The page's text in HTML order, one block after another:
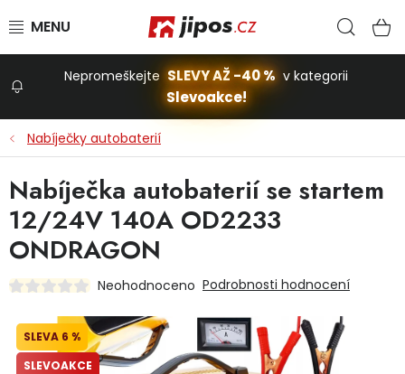
Stavba a dům
Dílna
Domácnost
Nepromeškejte SLEVY AŽ -40 % v kategorii
Slevoakce!
Nabíječky autobaterií
Nabíječka autobaterií se startem
12/24V 140A OD2233
ONDRAGON
Neohodnoceno Podrobnosti hodnocení
6 %
SLEVOAKCE